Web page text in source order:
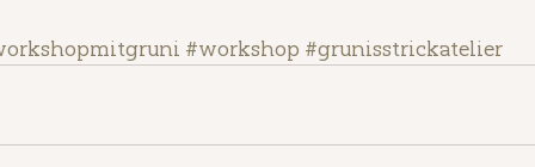
#workshop #grunisstrickatelier